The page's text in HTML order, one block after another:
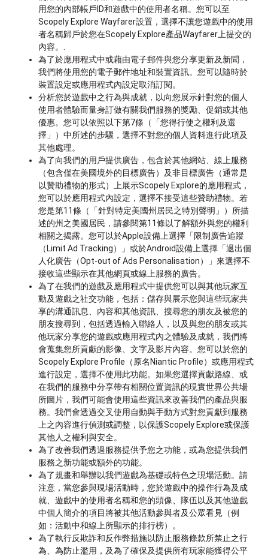
用您的內部帳戶ID和遊戲中的使用者名稱。您可以至
Scopely Explore Wayfarer設置，選擇不讓您遊戲中的使用
者名稱歸戶於您在Scopely Explore產品Wayfarer上提交的
內容。.
為了於應用程式中或藉由電子郵件與您分享更新及新聞，
我們將使用您的電子郵件地址和裝置資訊。您可以隨時於
裝置設定或應用程式內設定取消訂閱。
分析您於遊戲中之行為與成就，以向您展示針對您的個人
使用者體驗而量身訂做有關我們服務的獎勵、促銷或其他
優惠。您可以依照以下第7條（「您得行使之權利及選
擇」）中所述的步驟，選擇不對您的個人資料進行此項及
其他處理。
為了向我們的用戶提供廣告，包含於其他網站、線上服務
（包含僅在美國境外的目標廣告）及非目標廣告（通常是
以贊助禮物的形式）上展示Scopely Explore的應用程式，
您可以於應用程式內設定，選擇不接受這些贊助禮物。若
您是第11條（「針對特定美國州居民之特別聲明」）所描
述的州之美國居民，請參閱第11條以了解額外與您的權利
相關之揭露。您可以於Apple設備上選擇「限制廣告追蹤
（Limit Ad Tracking）」或於Android設備上選擇「退出個
人化廣告（Opt-out of Ads Personalisation）」來選擇不
接收這些顯示在其他網頁或線上服務的廣告。
為了在我們的遊戲及應用程式中提供您可以與其他玩家互
動及遊戲之社交功能，包括：儲存與展示您與這些玩家共
享的溝通訊息、內容和其他資訊、搜尋您的朋友及被您的
朋友搜尋到，包括透過輸入聯絡人，以及與您的朋友或其
他玩家分享您的遊戲或應用程式內之體驗及成就，我們將
會蒐集您所貢獻的影像、文字及影片內容。您可以於您的
Scopely Explore Profile（原名Niantic Profile）或應用程式
進行設定，選擇不使用此功能。如果您選擇貢獻路線、或
在我們的服務中分享帶有相關位置資訊的現實世界公共場
所圖片，我們可能會使用這些資訊來改善我們的產品與服
務。我們會透過交叉使用自動與手動方式對您貢獻到服務
上之內容進行偵測或調整，以保護Scopely Explore或保護
其他人之權利與安全。
為了改善我們透過服務提供予您之功能，或為您提供我們
服務之新功能或額外的功能。
為了規畫和舉辦以我們遊戲為基礎或特色之現場活動。請
注意，當您參與現場活動時，您於遊戲中的操作行為及成
就、遊戲中的使用者名稱和您的頭像、隊伍以及其他遊戲
中個人簡介的項目將被其他活動參與者及公眾看見（例
如：活動中和線上所顯示的排行榜）。
為了執行反欺詐和反作弊措施以防止服務條款所禁止之行
為、為防止濫用，及為了確保及提供所有玩家能獲得公平